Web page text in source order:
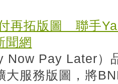
再拓版圖 聯手
聞網
Now Pay Later）
大服務版圖，將